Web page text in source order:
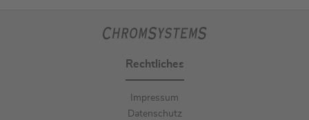
Rechtliches
Impressum
Datenschutz